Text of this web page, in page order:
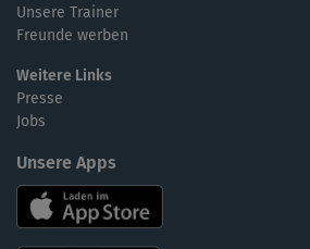
Unsere Trainer
Freunde werben
Weitere Links
Presse
Jobs
Unsere Apps